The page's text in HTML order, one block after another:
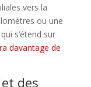
vers la
ou une
s’étend sur
davantage de
des